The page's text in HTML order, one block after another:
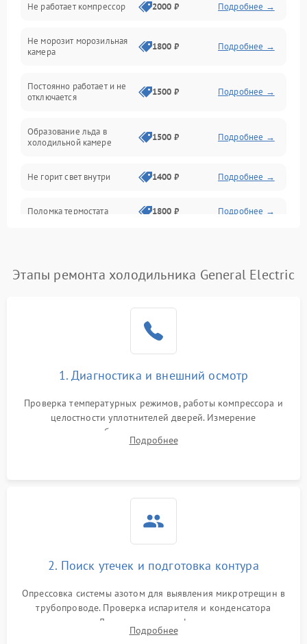
Электропитание
Дренаж
Не работает компрессор 2000 ₽ Подробнее →
Не морозит морозильная
камера
1800 ₽ Подробнее →
Постоянно работает и не
отключается
1500 ₽ Подробнее →
Образование льда в
холодильной камере
1500 ₽ Подробнее →
Не горит свет внутри 1400 ₽ Подробнее →
Поломка термостата 1800 ₽ Подробнее →
Поломка системы No Frost 2600 ₽ Подробнее →
работе
2000 ₽ Подробнее →
1000 ₽
1800 ₽
Этапы ремонта холодильника General Electric
1. Диагностика и внешний осмотр
Проверка температурных режимов, работы компрессора и
целостности уплотнителей дверей. Измерение
сопротивления обмоток мотора, проверка термостата и
считывание кодов ошибок с электронного дисплея.
Подробнее
2. Поиск утечек и подготовка контура
Опрессовка системы азотом для выявления микротрещин в
трубопроводе. Проверка испарителя и конденсатора
течеискателем. Демонтаж старого фильтра-осушителя и
продувка капиллярной трубки для устранения засоров.
Подробнее